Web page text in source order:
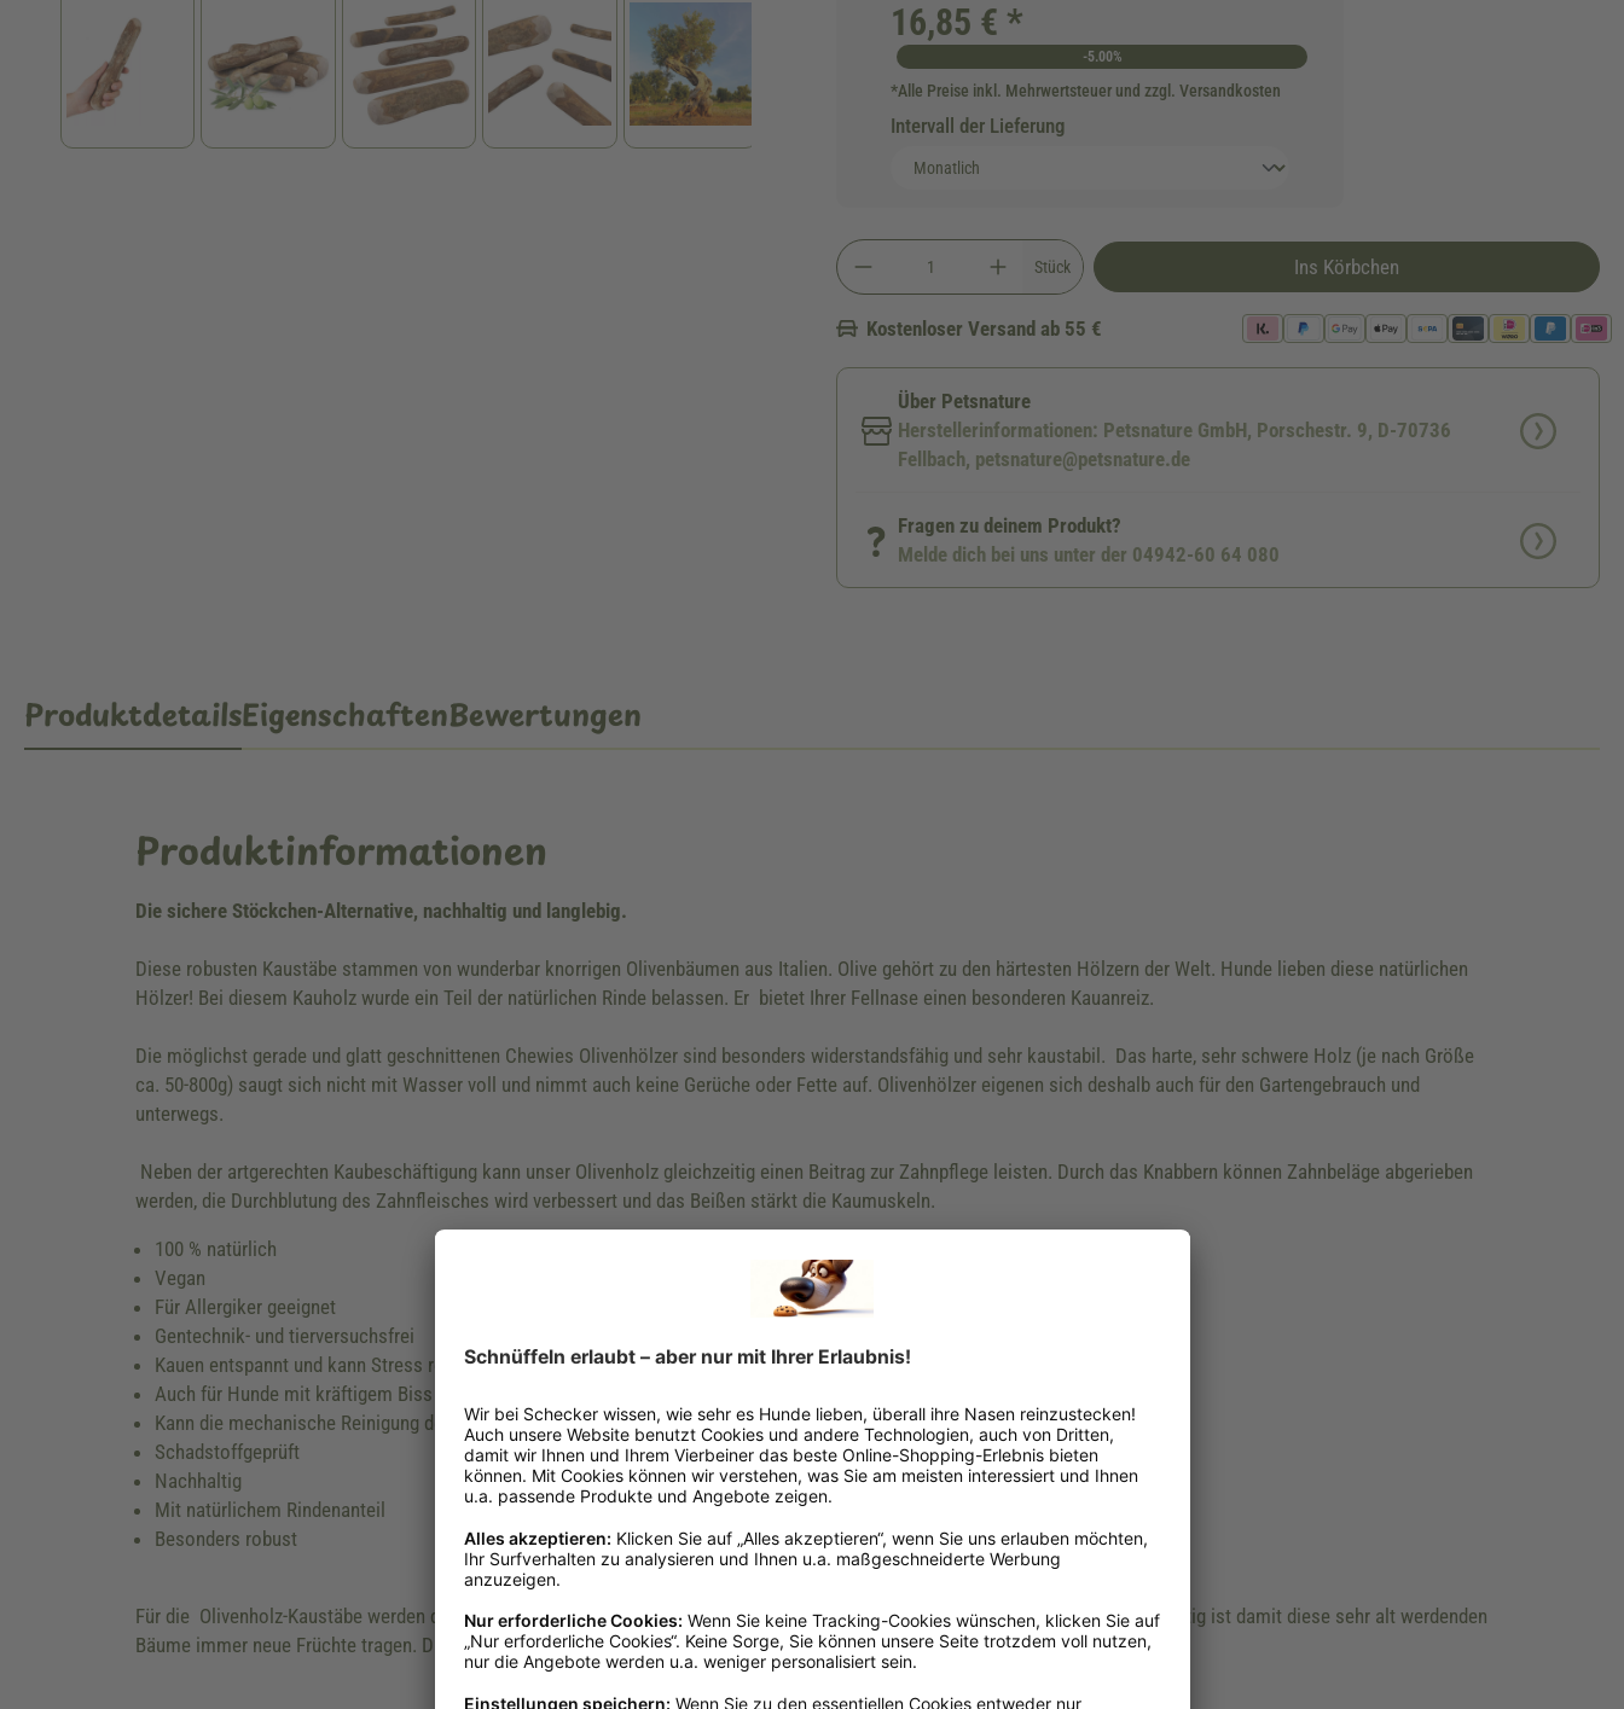
16,85 € *
-5.00%
*Alle Preise inkl. Mehrwertsteuer und zzgl. Versandkosten
Intervall der Lieferung
Stück Ins Körbchen
Kostenloser Versand ab 55 €
Über Petsnature
Herstellerinformationen: Petsnature GmbH, Porschestr. 9, D-70736
Fellbach, petsnature@petsnature.de
Fragen zu deinem Produkt?
Melde dich bei uns unter der 04942-60 64 080
ProduktdetailsEigenschaftenBewertungen
Produktinformationen
Die sichere Stöckchen-Alternative, nachhaltig und langlebig.
Diese robusten Kaustäbe stammen von wunderbar knorrigen Olivenbäumen aus Italien. Olive gehört zu den härtesten Hölzern der Welt. Hunde lieben diese natürlichen
Hölzer! Bei diesem Kauholz wurde ein Teil der natürlichen Rinde belassen. Er bietet Ihrer Fellnase einen besonderen Kauanreiz.
Die möglichst gerade und glatt geschnittenen Chewies Olivenhölzer sind besonders widerstandsfähig und sehr kaustabil. Das harte, sehr schwere Holz (je nach Größe
ca. 50-800g) saugt sich nicht mit Wasser voll und nimmt auch keine Gerüche oder Fette auf. Olivenhölzer eigenen sich deshalb auch für den Gartengebrauch und
unterwegs.
Neben der artgerechten Kaubeschäftigung kann unser Olivenholz gleichzeitig einen Beitrag zur Zahnpflege leisten. Durch das Knabbern können Zahnbeläge abgerieben
werden, die Durchblutung des Zahnfleisches wird verbessert und das Beißen stärkt die Kaumuskeln.
100 % natürlich
Vegan
Für Allergiker geeignet
Gentechnik- und tierversuchsfrei
Kauen entspannt und kann Stress reduzieren
Auch für Hunde mit kräftigem Biss
Kann die mechanische Reinigung der Zähne unterstützen
Schadstoffgeprüft
Nachhaltig
Mit natürlichem Rindenanteil
Besonders robust
Für die Olivenholz-Kaustäbe werden die Olivenbäume nicht gefällt. Es wird lediglich der regelmäßige Rückschnitt verwendet, der nötig ist damit diese sehr alt werdenden
Bäume immer neue Früchte tragen. Das Holz ist schadstoffgeprüft und die Gewinnung ökologisch nachhaltig.